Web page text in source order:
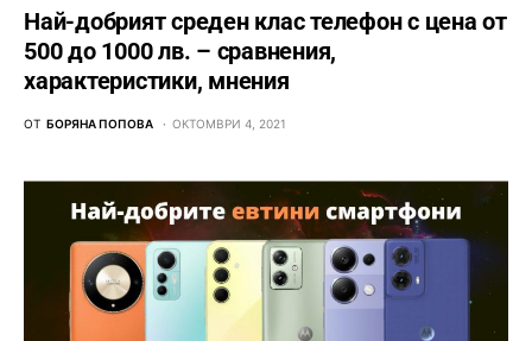
Най-добрият среден клас телефон с цена от
500 до 1000 лв. – сравнения,
характеристики, мнения
ОТ БОРЯНА ПОПОВА ОКТОМВРИ 4, 2021